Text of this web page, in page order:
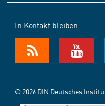
In Kontakt bleiben
© 2026 DIN Deutsches